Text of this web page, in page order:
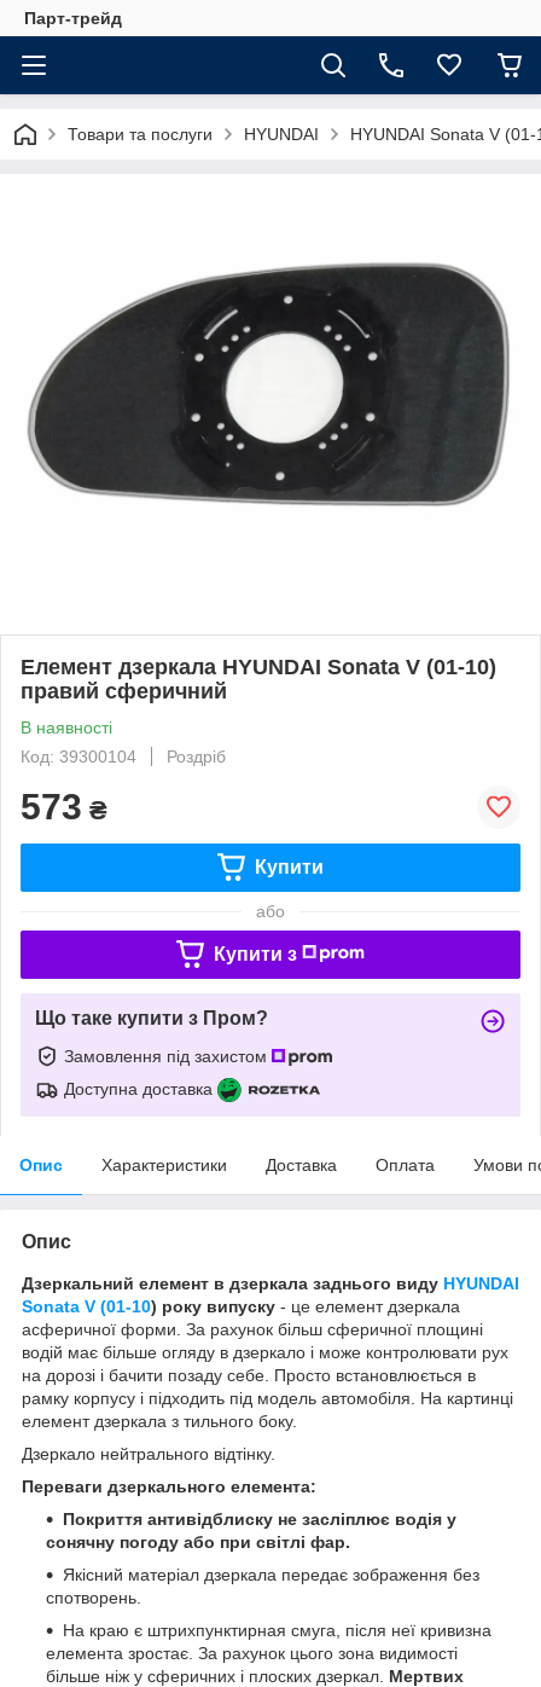
Парт-трейд
Товари та послуги HYUNDAI HYUNDAI Sonata V (01-
Елемент дзеркала HYUNDAI Sonata V (01-10)
правий сферичний
В наявності
Код: 39300104
Роздріб
573 ₴
Купити
або
Купити з
Що таке купити з Пром?
Замовлення під захистом
Доступна доставка
Опис Характеристики Доставка Оплата Умови
Опис
Дзеркальний елемент в дзеркала заднього виду HYUNDAI
Sonata V (01-10) року випуску - це елемент дзеркала
асферичної форми. За рахунок більш сферичної площині
водій має більше огляду в дзеркало і може контролювати рух
на дорозі і бачити позаду себе. Просто встановлюється в
рамку корпусу і підходить під модель автомобіля. На картинці
елемент дзеркала з тильного боку.
Дзеркало нейтрального відтінку.
Переваги дзеркального елемента:
Покриття антивідблиску не засліплює водія у
сонячну погоду або при світлі фар.
Якісний матеріал дзеркала передає зображення без
спотворень.
На краю є штрихпунктирная смуга, після неї кривизна
елемента зростає. За рахунок цього зона видимості
більше ніж у сферичних і плоских дзеркал. Мертвих